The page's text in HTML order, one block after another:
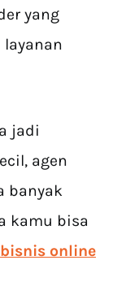
yang
jadi
agen
banyak
kamu bisa
bisnis online